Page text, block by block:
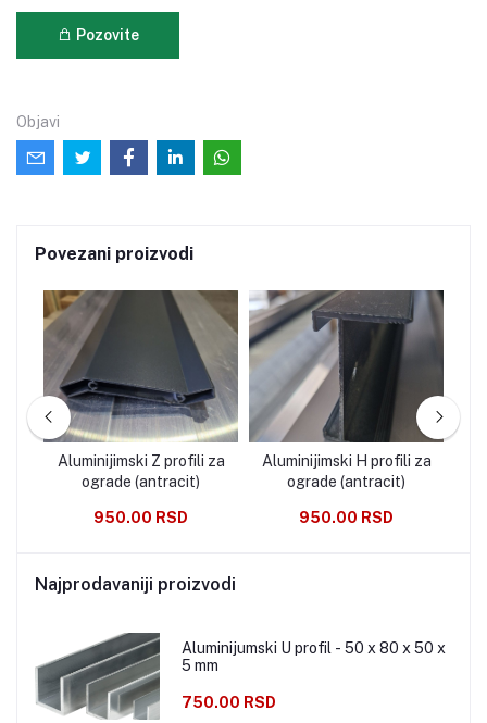
Pozovite
Objavi
Povezani proizvodi
Aluminijimski Z profili za
ograde (antracit)
950.00 RSD
Aluminijimski H profili za
ograde (antracit)
950.00 RSD
Najprodavaniji proizvodi
Aluminijumski U profil - 50 x 80 x 50 x
5 mm
750.00 RSD